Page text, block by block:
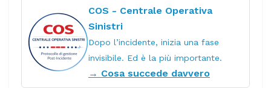
COS - Centrale Operativa
Sinistri
Dopo l’incidente, inizia una fase
invisibile. Ed è la più importante.
→ Cosa succede davvero